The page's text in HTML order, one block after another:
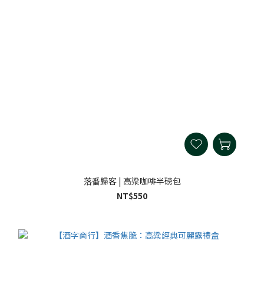
落番歸客 | 高粱咖啡半磅包
NT$550